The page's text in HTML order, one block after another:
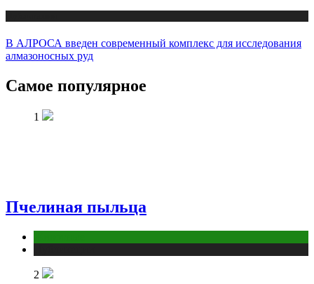
В АЛРОСА введен современный комплекс для исследования
алмазоносных руд
Самое популярное
1
Пчелиная пыльца
2